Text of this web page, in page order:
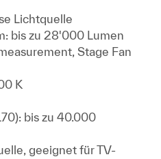
Lichtquelle
bis zu 28'000 Lumen
Stage Fan
K
bis zu 40.000
geeignet für TV-